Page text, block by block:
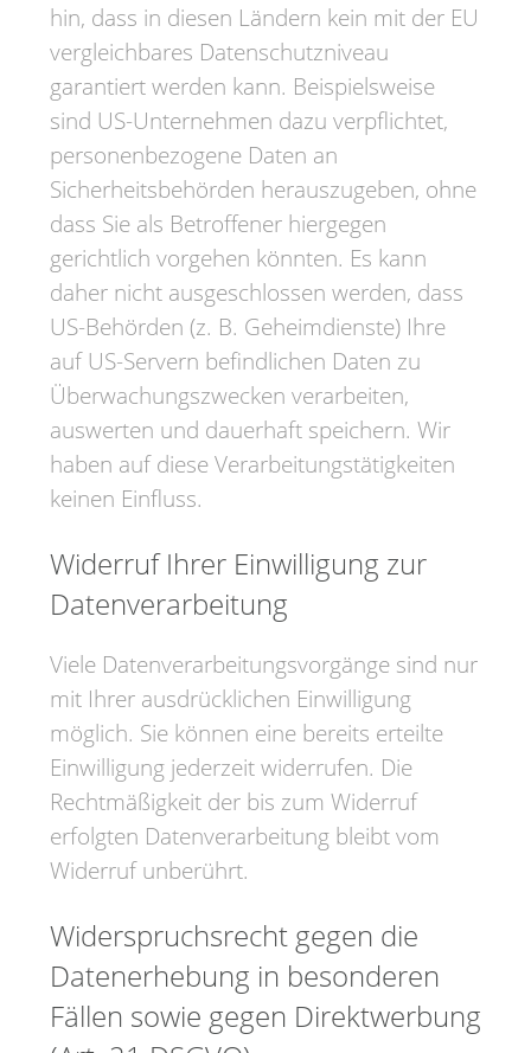
hin, dass in diesen Ländern kein mit der EU
vergleichbares Datenschutzniveau
garantiert werden kann. Beispielsweise
sind US-Unternehmen dazu verpflichtet,
personenbezogene Daten an
Sicherheitsbehörden herauszugeben, ohne
dass Sie als Betroffener hiergegen
gerichtlich vorgehen könnten. Es kann
daher nicht ausgeschlossen werden, dass
US-Behörden (z. B. Geheimdienste) Ihre
auf US-Servern befindlichen Daten zu
Überwachungszwecken verarbeiten,
auswerten und dauerhaft speichern. Wir
haben auf diese Verarbeitungstätigkeiten
keinen Einfluss.
Widerruf Ihrer Einwilligung zur
Datenverarbeitung
Viele Datenverarbeitungsvorgänge sind nur
mit Ihrer ausdrücklichen Einwilligung
möglich. Sie können eine bereits erteilte
Einwilligung jederzeit widerrufen. Die
Rechtmäßigkeit der bis zum Widerruf
erfolgten Datenverarbeitung bleibt vom
Widerruf unberührt.
Widerspruchsrecht gegen die
Datenerhebung in besonderen
Fällen sowie gegen Direktwerbung